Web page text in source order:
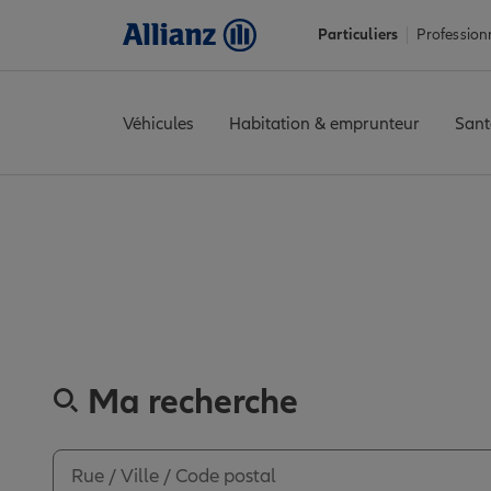
Particuliers
Véhicules Habitation & emprunteur
Ma recherche